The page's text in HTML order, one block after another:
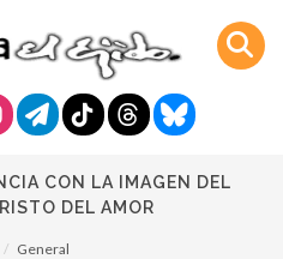
CON LA IMAGEN DEL
DEL AMOR
General